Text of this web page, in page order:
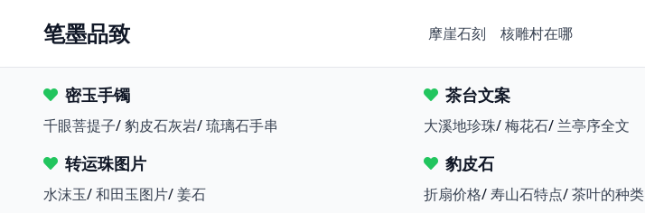
笔墨品致 摩崖石刻 核雕村在哪
密玉手镯
千眼菩提子/豹皮石灰岩/琉璃石手串
茶台文案
大溪地珍珠/梅花石/ 兰亭序全文
转运珠图片
水沫玉/和田玉图片/姜石
豹皮石
折扇价格/寿山石特点/茶叶的种类